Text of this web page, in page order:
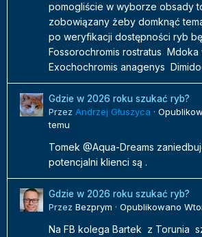
pomogliście w wyborze obsady
zobowiązany żeby domknąć
po weryfikacji dostępności ryb
Fossorochromis rostratus Mdoka
Exochochromis anagenys
Gdzie w 2026 roku szukać ryb?
Przez Andrzej Głuszyca ·
temu
Tomek @Aqua-Dreams
potencjalni klienci są .
Gdzie w 2026 roku szukać ryb?
Przez Bezprym · Opublikowano
Na FB kolega Bartek z Torunia